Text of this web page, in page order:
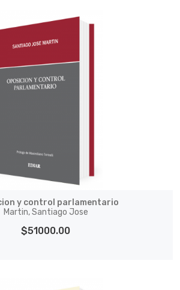
y control parlamentario
Martin, Santiago Jose
$51000.00